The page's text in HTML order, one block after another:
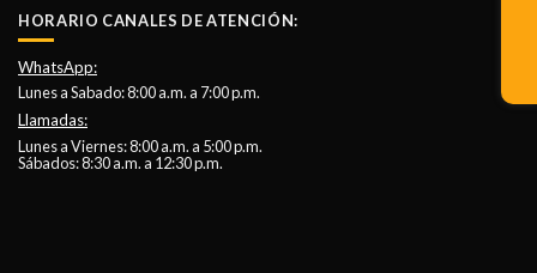
HORARIO CANALES DE ATENCIÓN:
WhatsApp:
Lunes a Sabado: 8:00 a.m. a 7:00 p.m.
Llamadas:
Lunes a Viernes: 8:00 a.m. a 5:00 p.m.
Sábados: 8:30 a.m. a 12:30 p.m.